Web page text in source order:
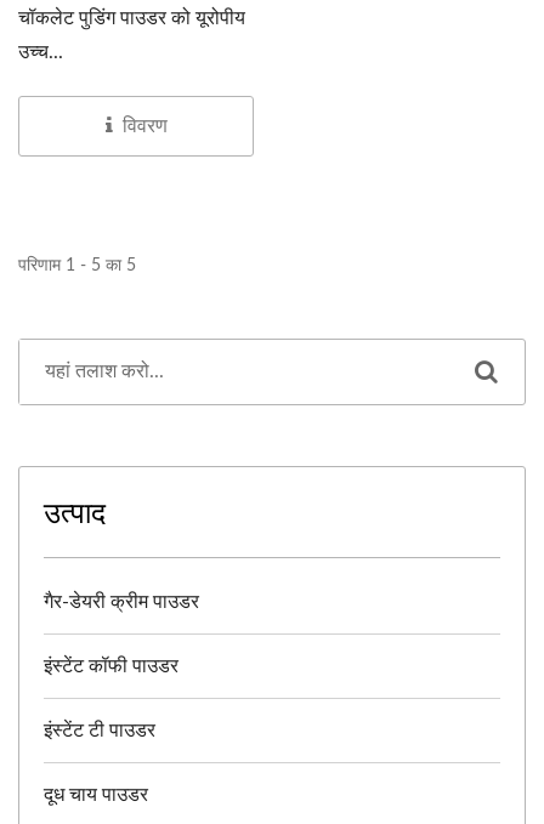
चॉकलेट पुडिंग पाउडर को यूरोपीय
उच्च...
विवरण
परिणाम 1 - 5 का 5
उत्पाद
गैर-डेयरी क्रीम पाउडर
इंस्टेंट कॉफी पाउडर
इंस्टेंट टी पाउडर
दूध चाय पाउडर